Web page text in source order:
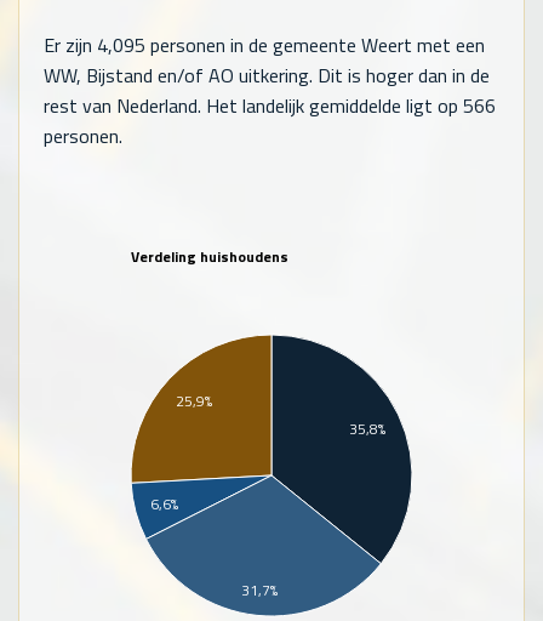
Er zijn 4,095 personen in de gemeente Weert met een
WW, Bijstand en/of AO uitkering. Dit is hoger dan in de
rest van Nederland. Het landelijk gemiddelde ligt op 566
personen.
Verdeling huishoudens
35,8%
25,9%
6,6%
31,7%